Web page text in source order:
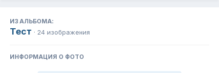
ИЗ АЛЬБОМА:
Тест · 24 изображения
ИНФОРМАЦИЯ О ФОТО